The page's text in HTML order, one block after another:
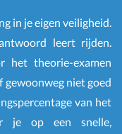
in je eigen veiligheid.
leert rijden.
het theorie-examen
gewoonweg niet goed
van het
je op een snelle,